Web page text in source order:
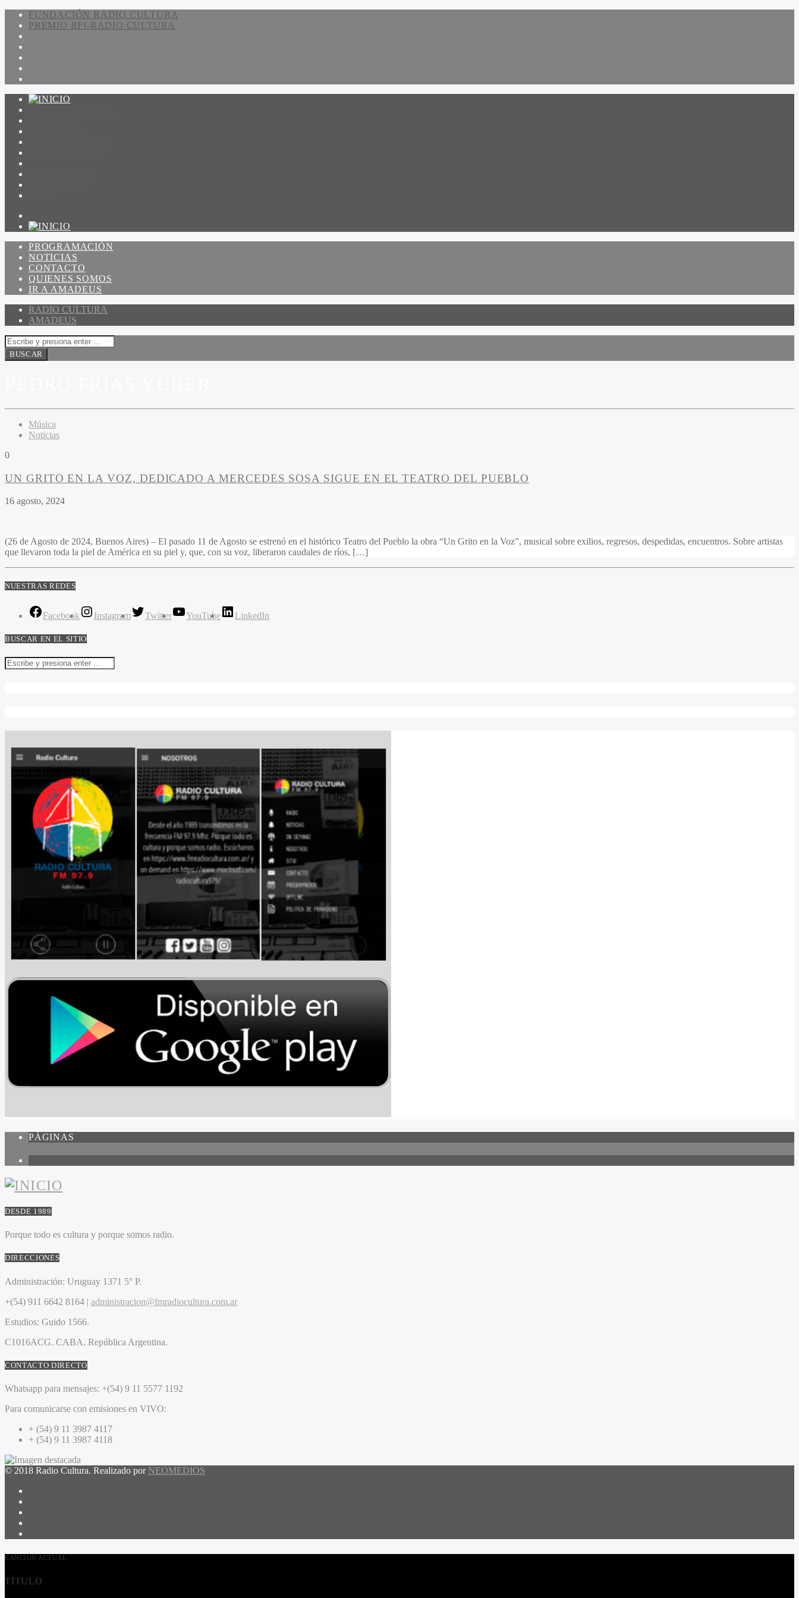
FUNDACIÓN RADIO CULTURA
PREMIO RFI-RADIO CULTURA
PROGRAMACIÓN
NOTICIAS
CONTACTO
QUIENES SOMOS
IR A AMADEUS
RADIO CULTURA
AMADEUS
Música
Noticias
0
UN GRITO EN LA VOZ, DEDICADO A MERCEDES SOSA SIGUE EN EL TEATRO DEL PUEBLO
16 agosto, 2024
(26 de Agosto de 2024, Buenos Aires) – El pasado 11 de Agosto se estrenó en el histórico Teatro del Pueblo la obra “Un Grito en la Voz”, musical sobre exilios, regresos, despedidas, encuentros. Sobre artistas
que llevaron toda la piel de América en su piel y, que, con su voz, liberaron caudales de ríos, […]
NUESTRAS REDES
Facebook Instagram Twitter YouTube LinkedIn
BUSCAR EN EL SITIO
PÁGINAS
DESDE 1989
Porque todo es cultura y porque somos radio.
DIRECCIONES
Administración: Uruguay 1371 5° P.
+(54) 911 6642 8164 | administracion@fmradiocultura.com.ar
Estudios: Guido 1566.
C1016ACG. CABA. República Argentina.
CONTACTO DIRECTO
Whatsapp para mensajes: +(54) 9 11 5577 1192
Para comunicarse con emisiones en VIVO:
+ (54) 9 11 3987 4117
+ (54) 9 11 3987 4118
© 2018 Radio Cultura. Realizado por NEOMEDIOS
CANCIÓN ACTUAL
TÍTULO